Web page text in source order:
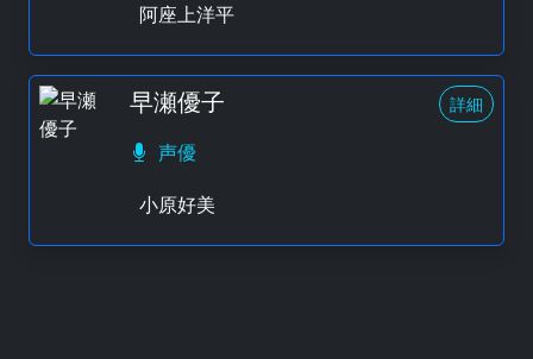
阿座上洋平
早瀬優子 詳細
声優
小原好美